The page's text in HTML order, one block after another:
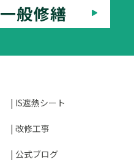
一般修繕
IS遮熱シート
改修工事
公式ブログ